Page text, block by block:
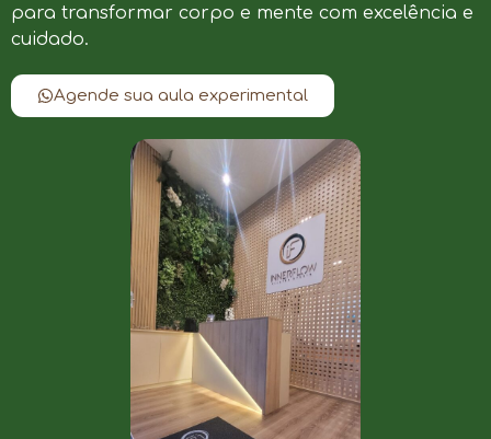
para transformar corpo e mente com excelência e
cuidado.
Agende sua aula experimental